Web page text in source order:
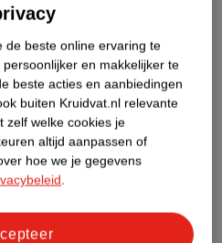
heeft (nog) geen Nature
de beste online ervaring te
en makkelijker te
beste acties en aanbiedingen
buiten Kruidvat.nl relevante
zelf welke cookies je
altijd aanpassen of
hoe we je gegevens
.